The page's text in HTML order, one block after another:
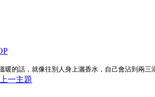
暖的話，就像往別人身上灑香水，自己會沾到兩三
上一主題